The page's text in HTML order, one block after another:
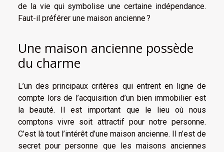
de la vie qui symbolise une certaine indépendance.
Faut-il préférer une maison ancienne ?
Une maison ancienne possède
du charme
L’un des principaux critères qui entrent en ligne de
compte lors de l’acquisition d’un bien immobilier est
la beauté. Il est important que le lieu où nous
comptons vivre soit attractif pour notre personne.
C’est là tout l’intérêt d’une maison ancienne. Il n’est de
secret pour personne que les maisons anciennes